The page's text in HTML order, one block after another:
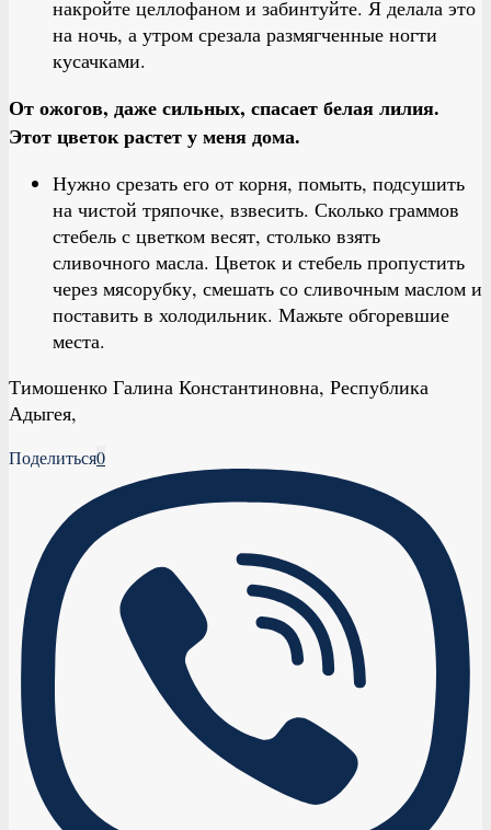
накройте целлофаном и забинтуйте. Я делала это
на ночь, а утром срезала размягченные ногти
кусачками.
От ожогов, даже сильных, спасает белая лилия.
Этот цветок растет у меня дома.
Нужно срезать его от корня, помыть, подсушить
на чистой тряпочке, взвесить. Сколько граммов
стебель с цветком весят, столько взять
сливочного масла. Цветок и стебель пропустить
через мясорубку, смешать со сливочным маслом и
поставить в холодильник. Мажьте обгоревшие
места.
Тимошенко Галина Константиновна, Республика
Адыгея,
Поделиться0